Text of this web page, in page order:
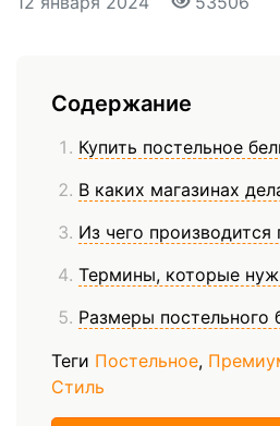
Содержание
Купить постельное
В каких магазинах
Из чего производится
Термины, которые
Размеры
Теги Постельное,
Стиль